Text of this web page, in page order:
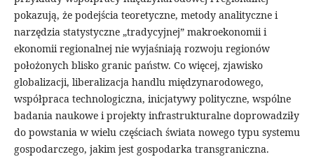
pokazują, że podejścia teoretyczne, metody analityczne i
narzędzia statystyczne „tradycyjnej” makroekonomii i
ekonomii regionalnej nie wyjaśniają rozwoju regionów
położonych blisko granic państw. Co więcej, zjawisko
globalizacji, liberalizacja handlu międzynarodowego,
współpraca technologiczna, inicjatywy polityczne, wspólne
badania naukowe i projekty infrastrukturalne doprowadziły
do powstania w wielu częściach świata nowego typu systemu
gospodarczego, jakim jest gospodarka transgraniczna.